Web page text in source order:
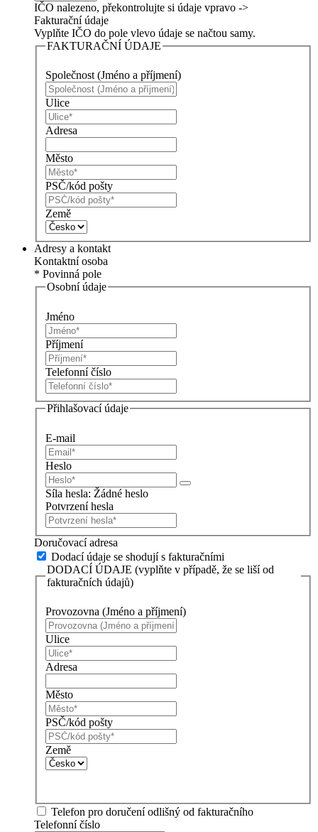
IČO nalezeno, překontrolujte si údaje vpravo ->
Fakturační údaje
Vyplňte IČO do pole vlevo údaje se načtou samy.
FAKTURAČNÍ ÚDAJE
Společnost (Jméno a příjmení)
Ulice
Adresa
Město
PSČ/kód pošty
Země
Adresy a kontakt
Kontaktní osoba
* Povinná pole
Osobní údaje
Jméno
Příjmení
Telefonní číslo
Přihlašovací údaje
E-mail
Heslo
Síla hesla: Žádné heslo
Potvrzení hesla
Doručovací adresa
Dodací údaje se shodují s fakturačními
DODACÍ ÚDAJE (vyplňte v případě, že se liší od
fakturačních údajů)
Provozovna (Jméno a příjmení)
Ulice
Adresa
Město
PSČ/kód pošty
Země
Telefon pro doručení odlišný od fakturačního
Telefonní číslo